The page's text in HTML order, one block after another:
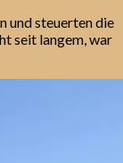
und steuerten die
seit langem, war